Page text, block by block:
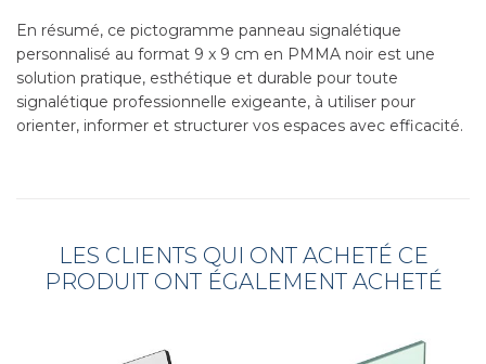
En résumé, ce pictogramme panneau signalétique
personnalisé au format 9 x 9 cm en PMMA noir est une
solution pratique, esthétique et durable pour toute
signalétique professionnelle exigeante, à utiliser pour
orienter, informer et structurer vos espaces avec efficacité.
LES CLIENTS QUI ONT ACHETÉ CE
PRODUIT ONT ÉGALEMENT ACHETÉ